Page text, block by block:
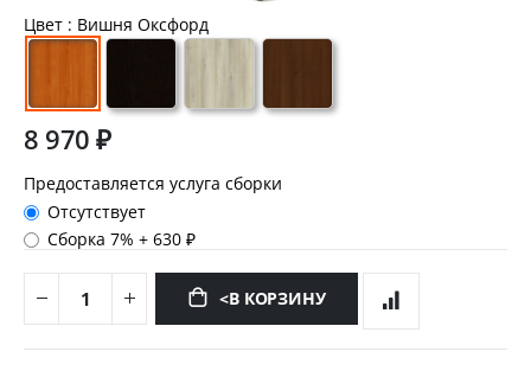
Цвет : Вишня Оксфорд
8 970 ₽
Предоставляется услуга сборки
Отсутствует
Сборка 7%+630 ₽
<В КОРЗИНУ